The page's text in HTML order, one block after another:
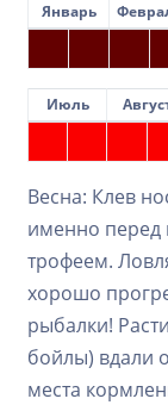
Январь
Июль
Весна: Клев
именно перед
трофеем.
хорошо
рыбалки!
бойлы) вдали
места